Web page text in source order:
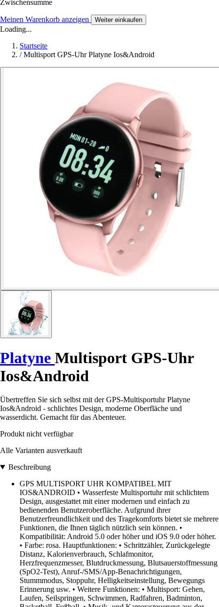
Zwischensumme
Meinen Warenkorb anzeigen Weiter einkaufen
Loading...
Startseite
/ Multisport GPS-Uhr Platyne Ios&Android
Platyne Multisport GPS-Uhr
Ios&Android
Übertreffen Sie sich selbst mit der GPS-Multisportuhr Platyne
Ios&Android - schlichtes Design, moderne Oberfläche und
wasserdicht. Gemacht für das Abenteuer.
Produkt nicht verfügbar
Alle Varianten ausverkauft
Beschreibung
GPS MULTISPORT UHR KOMPATIBEL MIT
IOS&ANDROID • Wasserfeste Multisportuhr mit schlichtem
Design, ausgestattet mit einer modernen und einfach zu
bedienenden Benutzeroberfläche. Aufgrund ihrer
Benutzerfreundlichkeit und des Tragekomforts bietet sie mehrere
Funktionen, die Ihnen täglich nützlich sein können. •
Kompatibilität: Android 5.0 oder höher und iOS 9.0 oder höher.
• Farbe: rosa. Hauptfunktionen: • Schrittzähler, Zurückgelegte
Distanz, Kalorienverbrauch, Schlafmonitor,
Herzfrequenzmesser, Blutdruckmessung, Blutsauerstoffmessung
(SpO2-Test), Anruf-/SMS/App-Benachrichtigungen,
Stummmodus, Stoppuhr, Helligkeitseinstellung, Bewegungs
Erinnerung usw. • Weitere Funktionen: • Multisport: Gehen,
Laufen, Seilspringen, Schwimmen, Radfahren, Badminton,